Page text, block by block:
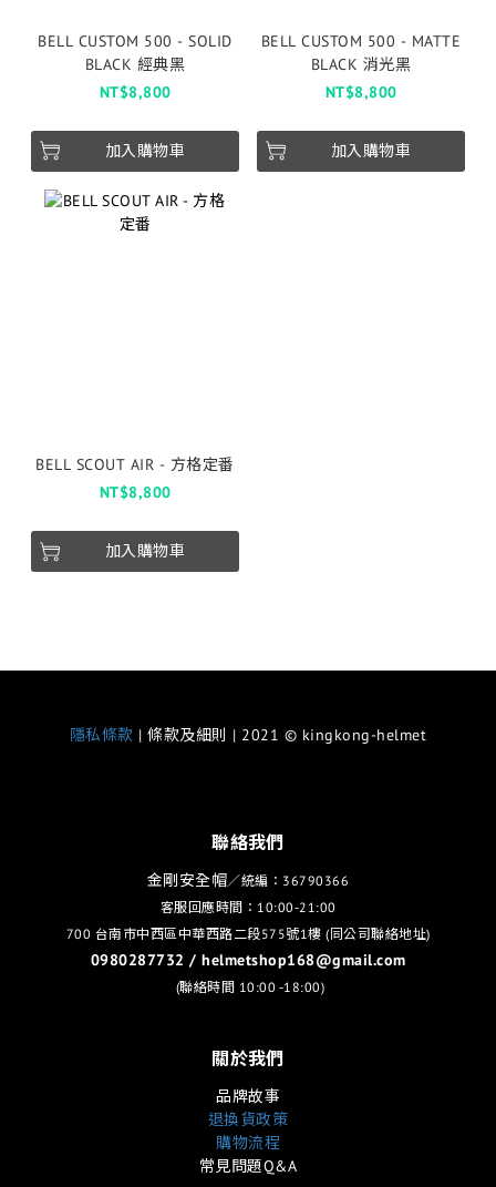
BELL CUSTOM 500 - SOLID
BLACK 經典黑
NT$8,800
加入購物車
BELL CUSTOM 500 - MATTE
BLACK 消光黑
NT$8,800
加入購物車
BELL SCOUT AIR - 方格定番
NT$8,800
加入購物車
隱私條款 | 條款及細則 | 2021 © kingkong-helmet
聯絡我們
金剛安全帽／統編：36790366
客服回應時間：10:00-21:00
700 台南市中西區中華西路二段575號1樓 (同公司聯絡地址)
0980287732 / helmetshop168@gmail.com
(聯絡時間 10:00 -18:00)
關於我們
品牌故事
退換貨政策
購物流程
常見問題Q&A